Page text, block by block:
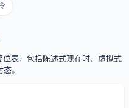
表，包括陈述式现在时、虚拟式
。